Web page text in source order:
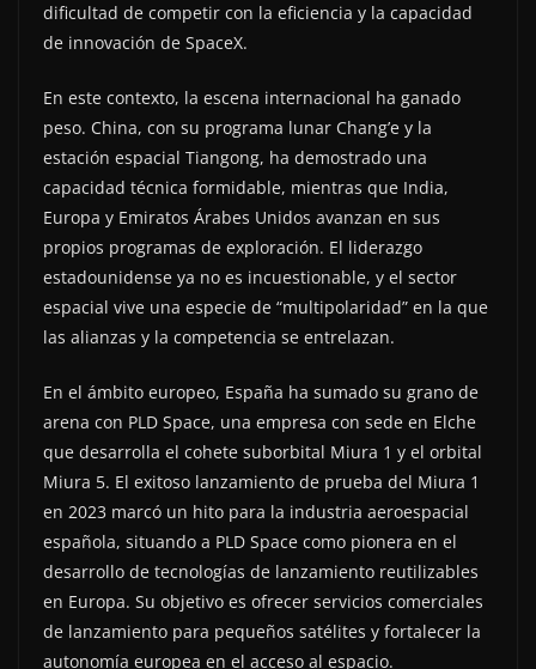
dificultad de competir con la eficiencia y la capacidad
de innovación de SpaceX.
En este contexto, la escena internacional ha ganado
peso. China, con su programa lunar Chang’e y la
estación espacial Tiangong, ha demostrado una
capacidad técnica formidable, mientras que India,
Europa y Emiratos Árabes Unidos avanzan en sus
propios programas de exploración. El liderazgo
estadounidense ya no es incuestionable, y el sector
espacial vive una especie de “multipolaridad” en la que
las alianzas y la competencia se entrelazan.
En el ámbito europeo, España ha sumado su grano de
arena con PLD Space, una empresa con sede en Elche
que desarrolla el cohete suborbital Miura 1 y el orbital
Miura 5. El exitoso lanzamiento de prueba del Miura 1
en 2023 marcó un hito para la industria aeroespacial
española, situando a PLD Space como pionera en el
desarrollo de tecnologías de lanzamiento reutilizables
en Europa. Su objetivo es ofrecer servicios comerciales
de lanzamiento para pequeños satélites y fortalecer la
autonomía europea en el acceso al espacio.